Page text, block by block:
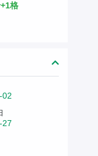
格
02
27